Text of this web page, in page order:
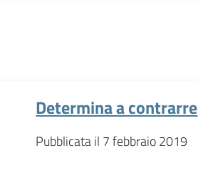
Determina a contrarre
Pubblicata il 7 febbraio 2019